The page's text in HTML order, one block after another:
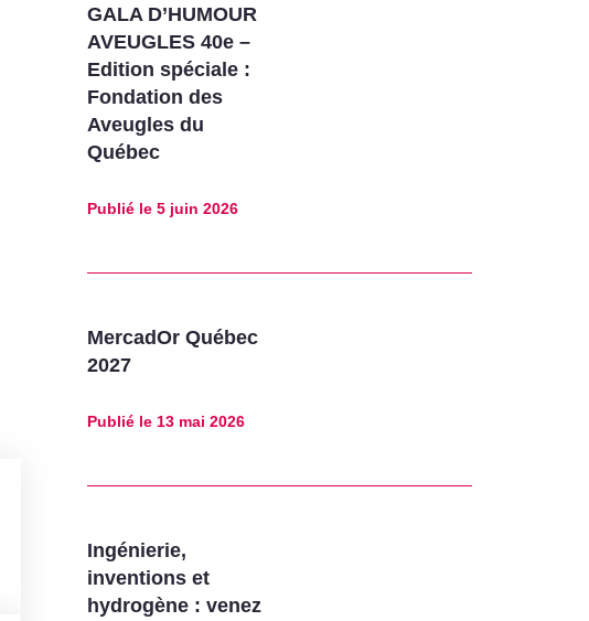
GALA D’HUMOUR
AVEUGLES 40e –
Edition spéciale :
Fondation des
Aveugles du
Québec
Publié le5 juin 2026
MercadOr Québec
2027
Publié le13 mai 2026
Ingénierie,
inventions et
hydrogène : venez